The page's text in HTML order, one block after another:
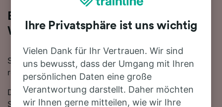
Bequem von Ingolstadt nach
Würzburg - nehmen Sie den Zug!
Sie wollen mit dem Zug von Ingolstadt nach Würzburg
reisen? Dann sind Sie bei uns genau richtig!
Die Fahrtzeit beträgt mit der schnellsten Verbindung 1
Stunde 24 Minuten. Auf der 159 km langen Strecke
Ihre Privatsphäre ist uns wichtig
Vielen Dank für Ihr Vertrauen. Wir sind
uns bewusst, dass der Umgang mit Ihren
persönlichen Daten eine große
Verantwortung darstellt. Daher möchten
wir Ihnen gerne mitteilen, wie wir Ihre